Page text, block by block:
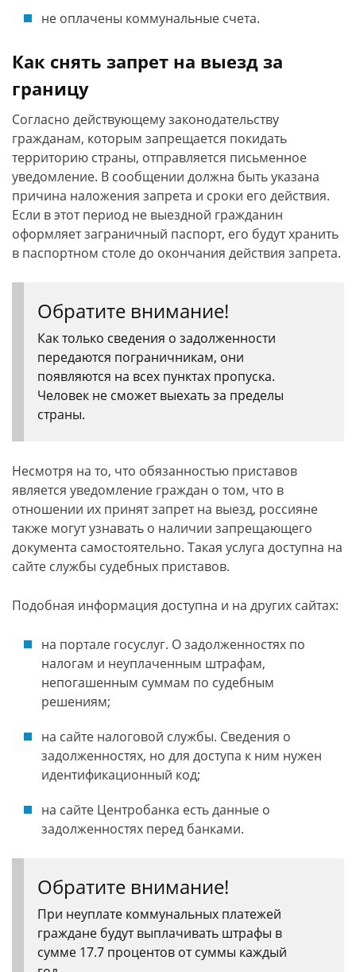
не оплачены коммунальные счета.
Как снять запрет на выезд за
границу
Согласно действующему законодательству
гражданам, которым запрещается покидать
территорию страны, отправляется письменное
уведомление. В сообщении должна быть указана
причина наложения запрета и сроки его действия.
Если в этот период не выездной гражданин
оформляет заграничный паспорт, его будут хранить
в паспортном столе до окончания действия запрета.
Обратите внимание!
Как только сведения о задолженности
передаются пограничникам, они
появляются на всех пунктах пропуска.
Человек не сможет выехать за пределы
страны.
Несмотря на то, что обязанностью приставов
является уведомление граждан о том, что в
отношении их принят запрет на выезд, россияне
также могут узнавать о наличии запрещающего
документа самостоятельно. Такая услуга доступна на
сайте службы судебных приставов.
Подобная информация доступна и на других сайтах:
на портале госуслуг. О задолженностях по
налогам и неуплаченным штрафам,
непогашенным суммам по судебным
решениям;
на сайте налоговой службы. Сведения о
задолженностях, но для доступа к ним нужен
идентификационный код;
на сайте Центробанка есть данные о
задолженностях перед банками.
Обратите внимание!
При неуплате коммунальных платежей
граждане будут выплачивать штрафы в
сумме 17.7 процентов от суммы каждый